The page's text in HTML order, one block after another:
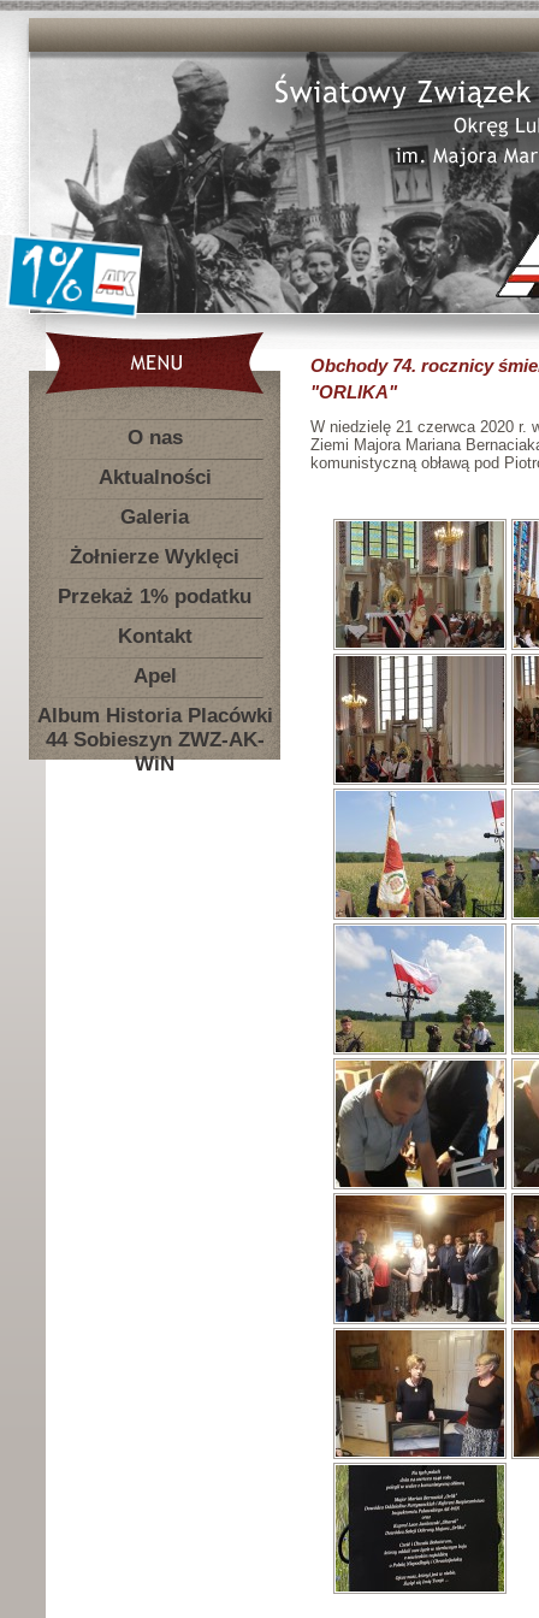
O nas
Aktualności
Galeria
Żołnierze Wyklęci
Przekaż 1% podatku
Kontakt
Apel
Album Historia Placówki
44 Sobieszyn ZWZ-AK-
WiN
Obchody 74. rocznicy
"ORLIKA"
W niedzielę 21 czerwca 2020 r.
Ziemi Majora Mariana
komunistyczną obławą pod